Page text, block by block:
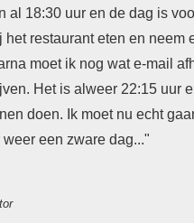
al 18:30 uur en de dag is
het restaurant eten en neem
moet ik nog wat e-mail
Het is alweer 22:15 uur
doen. Ik moet nu echt
een zware dag..."